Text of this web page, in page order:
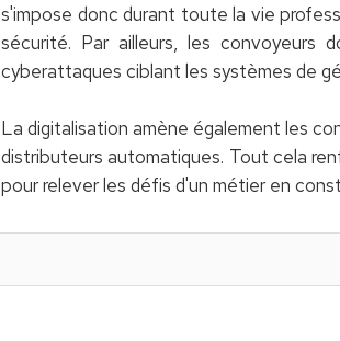
s'impose donc durant toute la vie
sécurité. Par ailleurs, les convoyeurs
cyberattaques ciblant les systèmes de
La digitalisation amène également les
distributeurs automatiques. Tout cela
pour relever les défis d'un métier en